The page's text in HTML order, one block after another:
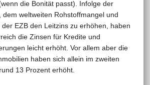
die Bonität passt). Infolge der
dem weltweiten Rohstoffmangel und
EZB den Leitzins zu erhöhen, haben
die Zinsen für Kredite und
leicht erhöht. Vor allem aber die
haben sich allein im zweiten
13 Prozent erhöht.